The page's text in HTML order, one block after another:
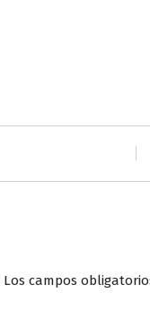
Los campos